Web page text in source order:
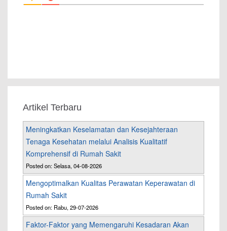
Artikel Terbaru
Meningkatkan Keselamatan dan Kesejahteraan
Tenaga Kesehatan melalui Analisis Kualitatif
Komprehensif di Rumah Sakit
Posted on: Selasa, 04-08-2026
Mengoptimalkan Kualitas Perawatan Keperawatan di
Rumah Sakit
Posted on: Rabu, 29-07-2026
Faktor-Faktor yang Memengaruhi Kesadaran Akan